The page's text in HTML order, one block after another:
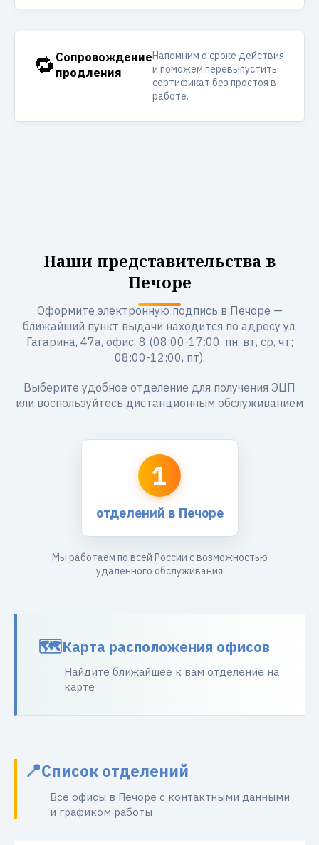
🔁 Сопровождение
продления
Напомним о сроке действия
и поможем перевыпустить
сертификат без простоя в
работе.
Наши представительства в
Печоре
Оформите электронную подпись в Печоре —
ближайший пункт выдачи находится по адресу ул.
Гагарина, 47а, офис. 8 (08:00-17:00, пн, вт, ср, чт;
08:00-12:00, пт).
Выберите удобное отделение для получения ЭЦП
или воспользуйтесь дистанционным обслуживанием
1
отделений в Печоре
Мы работаем по всей России с возможностью
удаленного обслуживания
Карта расположения офисов
Найдите ближайшее к вам отделение на
карте
Список отделений
Все офисы в Печоре с контактными данными
и графиком работы